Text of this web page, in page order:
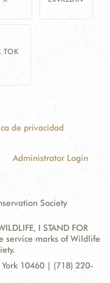
TOK
de privacidad
Administrator Login
Society
I STAND FOR
service marks of Wildlife
10460 | (718) 220-